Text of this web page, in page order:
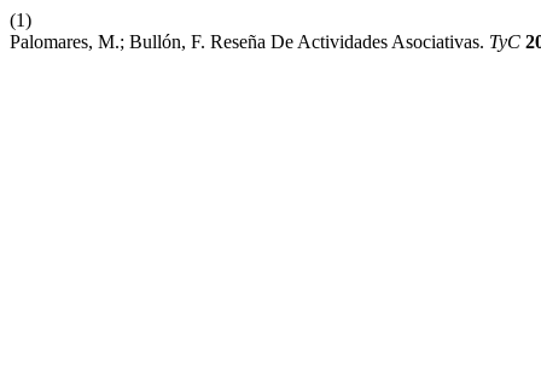
(1)
Palomares, M.; Bullón, F. Reseña De Actividades Asociativas. TyC